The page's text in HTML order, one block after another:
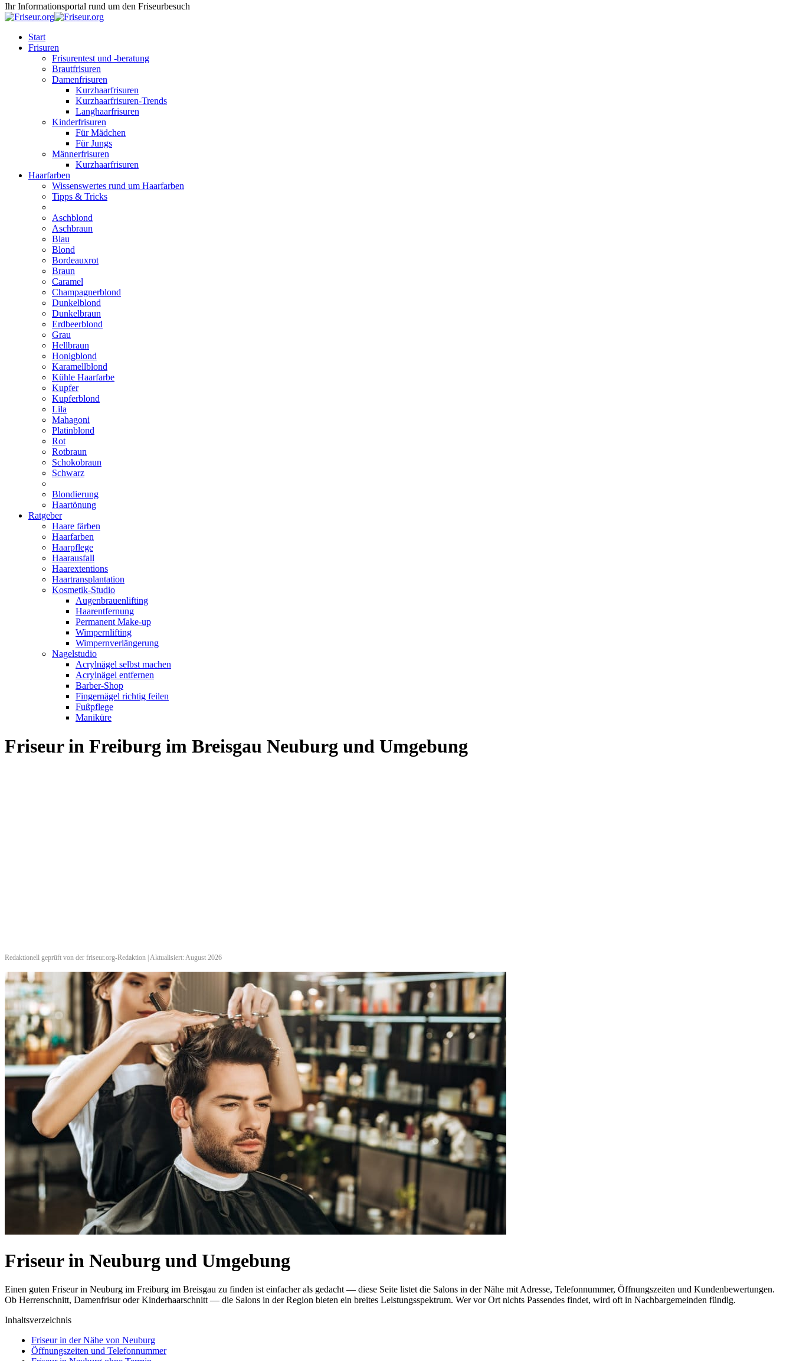
Ihr Informationsportal rund um den Friseurbesuch
Start
Frisuren
Frisurentest und -beratung
Brautfrisuren
Damenfrisuren
Kurzhaarfrisuren
Kurzhaarfrisuren-Trends
Langhaarfrisuren
Kinderfrisuren
Für Mädchen
Für Jungs
Männerfrisuren
Kurzhaarfrisuren
Haarfarben
Wissenswertes rund um Haarfarben
Tipps & Tricks
Aschblond
Aschbraun
Blau
Blond
Bordeauxrot
Braun
Caramel
Champagnerblond
Dunkelblond
Dunkelbraun
Erdbeerblond
Grau
Hellbraun
Honigblond
Karamellblond
Kühle Haarfarbe
Kupfer
Kupferblond
Lila
Mahagoni
Platinblond
Rot
Rotbraun
Schokobraun
Schwarz
Blondierung
Haartönung
Ratgeber
Haare färben
Haarfarben
Haarpflege
Haarausfall
Haarextentions
Haartransplantation
Kosmetik-Studio
Augenbrauenlifting
Haarentfernung
Permanent Make-up
Wimpernlifting
Wimpernverlängerung
Nagelstudio
Acrylnägel selbst machen
Acrylnägel entfernen
Barber-Shop
Fingernägel richtig feilen
Fußpflege
Maniküre
Friseur in Freiburg im Breisgau Neuburg und Umgebung
Redaktionell geprüft von der friseur.org-Redaktion | Aktualisiert: August 2026
Friseur in Neuburg und Umgebung
Einen guten Friseur in Neuburg im Freiburg im Breisgau zu finden ist einfacher als gedacht — diese Seite listet die Salons in der Nähe mit Adresse, Telefonnummer, Öffnungszeiten und Kundenbewertungen.
Ob Herrenschnitt, Damenfrisur oder Kinderhaarschnitt — die Salons in der Region bieten ein breites Leistungsspektrum. Wer vor Ort nichts Passendes findet, wird oft in Nachbargemeinden fündig.
Inhaltsverzeichnis
Friseur in der Nähe von Neuburg
Öffnungszeiten und Telefonnummer